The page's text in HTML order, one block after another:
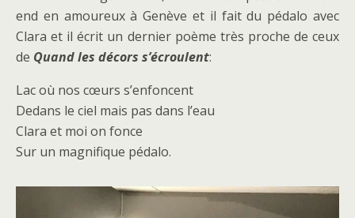
end en amoureux à Genève et il fait du pédalo avec
Clara et il écrit un dernier poème très proche de ceux
de Quand les décors s’écroulent:
Lac où nos cœurs s’enfoncent
Dedans le ciel mais pas dans l’eau
Clara et moi on fonce
Sur un magnifique pédalo.